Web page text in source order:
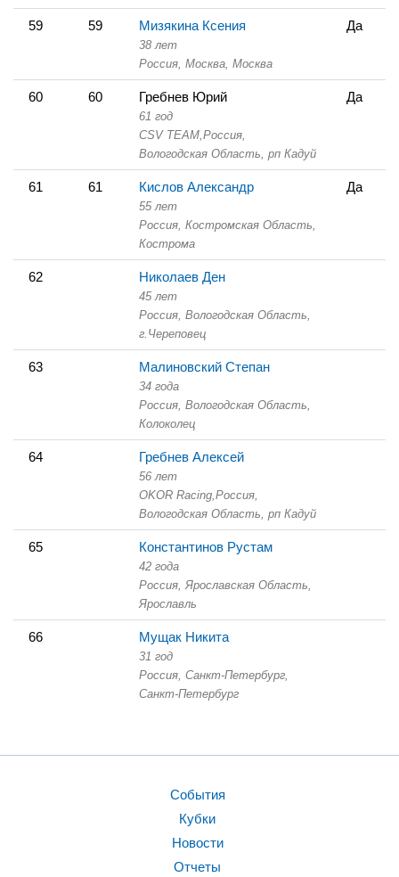
59 59 Мизякина Ксения
38 лет
Россия, Москва, Москва
Да
60 60 Гребнев Юрий
61 год
CSV TEAM, Россия,
Вологодская Область, рп Кадуй
Да
61 61 Кислов Александр
55 лет
Россия, Костромская Область,
Кострома
Да
62 Николаев Ден
45 лет
Россия, Вологодская Область,
г.Череповец
63 Малиновский Степан
34 года
Россия, Вологодская Область,
Колоколец
64 Гребнев Алексей
56 лет
OKOR Racing, Россия,
Вологодская Область, рп Кадуй
65 Константинов Рустам
42 года
Россия, Ярославская Область,
Ярославль
66 Мущак Никита
31 год
Россия, Санкт-Петербург,
Санкт-Петербург
События
Кубки
Новости
Отчеты